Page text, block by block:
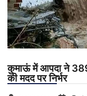
कुमाऊं में आपदा ने 389
की मदद पर निर्भर